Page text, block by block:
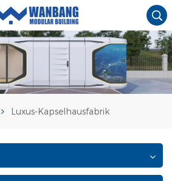
Luxus-Kapselhausfabrik